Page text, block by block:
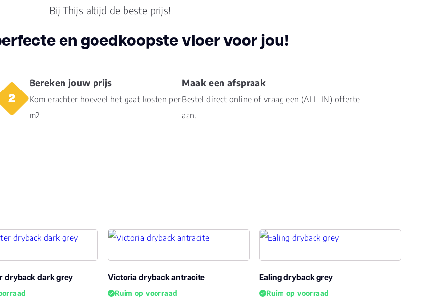
Bij Thijs altijd de beste prijs!
en goedkoopste vloer voor jou!
Bereken jouw prijs
Kom erachter hoeveel het gaat kosten per
m2
Maak een afspraak
Bestel direct online of vraag een (ALL-IN) offerte
aan.
dryback dark grey Victoria dryback antracite
Ruim op voorraad
Ealing dryback grey
Ruim op voorraad